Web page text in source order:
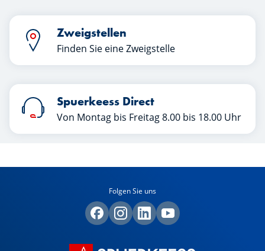
Zweigstellen
Finden Sie eine Zweigstelle
Spuerkeess Direct
Von Montag bis Freitag 8.00 bis 18.00 Uhr
Folgen Sie uns